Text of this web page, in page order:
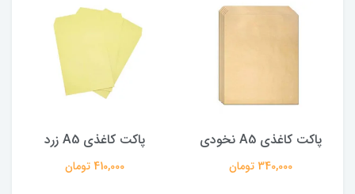
پاکت کاغذی A5 نخودی
340,000 تومان
پاکت کاغذی A5 زرد
410,000 تومان